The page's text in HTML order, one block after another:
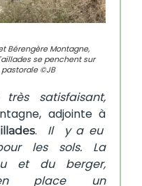
Bérengère Montagne,
se penchent sur
©JB
satisfaisant,
adjointe à
. Il y a eu
les sols. La
et du berger,
place un